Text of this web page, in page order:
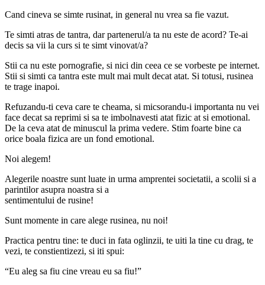
Cand cineva se simte rusinat, in general nu vrea sa fie vazut.
Te simti atras de tantra, dar partenerul/a ta nu este de acord? Te-ai
decis sa vii la curs si te simt vinovat/a?
Stii ca nu este pornografie, si nici din ceea ce se vorbeste pe internet.
Stii si simti ca tantra este mult mai mult decat atat. Si totusi, rusinea
te trage inapoi.
Refuzandu-ti ceva care te cheama, si micsorandu-i importanta nu vei
face decat sa reprimi si sa te imbolnavesti atat fizic at si emotional.
De la ceva atat de minuscul la prima vedere. Stim foarte bine ca
orice boala fizica are un fond emotional.
Noi alegem!
Alegerile noastre sunt luate in urma amprentei societatii, a scolii si a
parintilor asupra noastra si a
sentimentului de rusine!
Sunt momente in care alege rusinea, nu noi!
Practica pentru tine: te duci in fata oglinzii, te uiti la tine cu drag, te
vezi, te constientizezi, si iti spui:
“Eu aleg sa fiu cine vreau eu sa fiu!”